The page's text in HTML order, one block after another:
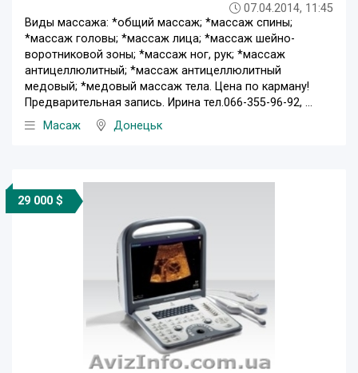
07.04.2014, 11:45
Виды массажа: *общий массаж; *массаж спины;
*массаж головы; *массаж лица; *массаж шейно-
воротниковой зоны; *массаж ног, рук; *массаж
антицеллюлитный; *массаж антицеллюлитный
медовый; *медовый массаж тела. Цена по карману!
Предварительная запись. Ирина тел.066-355-96-92, ...
Масаж
Донецьк
29 000 $